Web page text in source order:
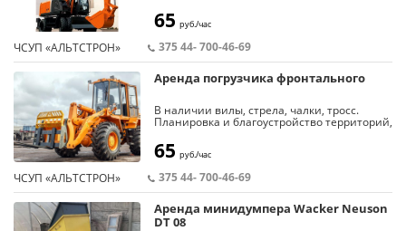
65 руб./час
ЧСУП «АЛЬТСТРОН» 375 44- 700-46-69
Аренда погрузчика фронтального
В наличии вилы, стрела, чалки, тросс.
Планировка и благоустройство территорий,
все виды земляных работ, вывоз
строительного мусора и прочее.
Опытный водитель.
65 руб./час
ЧСУП «АЛЬТСТРОН» 375 44- 700-46-69
Аренда минидумпера Wacker Neuson
DT 08